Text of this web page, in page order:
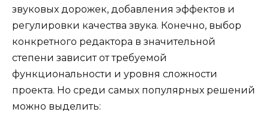
звуковых дорожек, добавления эффектов и
регулировки качества звука. Конечно, выбор
конкретного редактора в значительной
степени зависит от требуемой
функциональности и уровня сложности
проекта. Но среди самых популярных решений
можно выделить: